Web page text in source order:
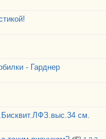
- Гарднер
см.